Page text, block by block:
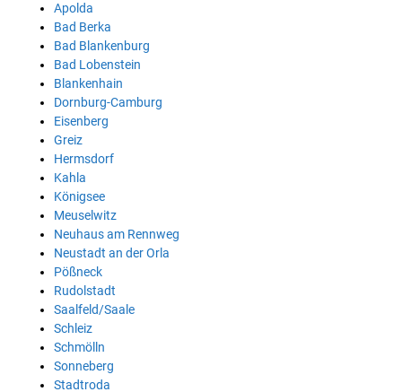
Apolda
Bad Berka
Bad Blankenburg
Bad Lobenstein
Blankenhain
Dornburg-Camburg
Eisenberg
Greiz
Hermsdorf
Kahla
Königsee
Meuselwitz
Neuhaus am Rennweg
Neustadt an der Orla
Pößneck
Rudolstadt
Saalfeld/Saale
Schleiz
Schmölln
Sonneberg
Stadtroda